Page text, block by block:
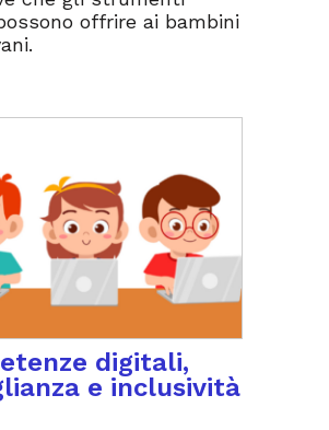
offrire ai bambini
digitali,
e inclusività